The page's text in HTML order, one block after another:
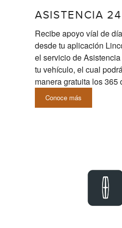
ASISTENCIA
Recibe apoyo víal de
desde tu aplicación
el servicio de
tu vehículo, el cual
manera gratuita los 365
Conoce más